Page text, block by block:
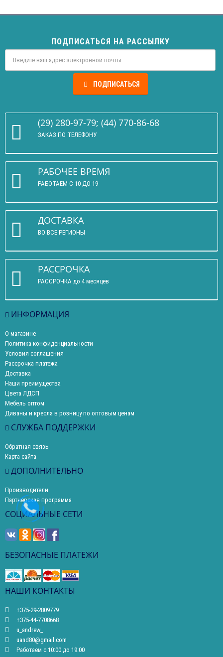
ПОДПИСАТЬСЯ НА РАССЫЛКУ
ПОДПИСАТЬСЯ
(29) 280-97-79; (44) 770-86-68
ЗАКАЗ ПО ТЕЛЕФОНУ
РАБОЧЕЕ ВРЕМЯ
РАБОТАЕМ С 10 ДО 19
ДОСТАВКА
ВО ВСЕ РЕГИОНЫ
РАССРОЧКА
РАССРОЧКА до 4 месяцев
ИНФОРМАЦИЯ
О магазине
Политика конфиденциальности
Условия соглашения
Рассрочка платежа
Доставка
Наши преимущества
Цвета ЛДСП
Мебель оптом
Диваны и кресла в розницу по оптовым ценам
СЛУЖБА ПОДДЕРЖКИ
Обратная связь
Карта сайта
ДОПОЛНИТЕЛЬНО
Производители
Партнерская программа
СОЦИАЛЬНЫЕ СЕТИ
БЕЗОПАСНЫЕ ПЛАТЕЖИ
НАШИ КОНТАКТЫ
+375-29-2809779
+375-44-7708668
u_andrew_
uand80@gmail.com
Работаем с 10:00 до 19:00